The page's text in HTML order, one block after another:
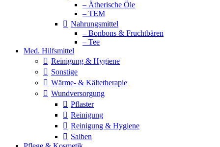
– Ätherische Öle
– TEM
Nahrungsmittel
– Bonbons & Fruchtbären
– Tee
Med. Hilfsmittel
Reinigung & Hygiene
Sonstige
Wärme- & Kältetherapie
Wundversorgung
Pflaster
Reinigung
Reinigung & Hygiene
Salben